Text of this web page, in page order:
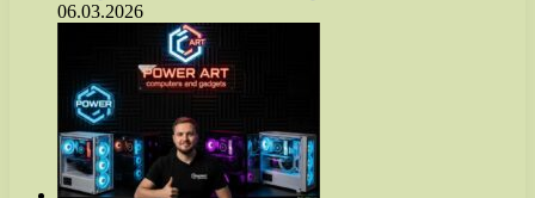
06.03.2026